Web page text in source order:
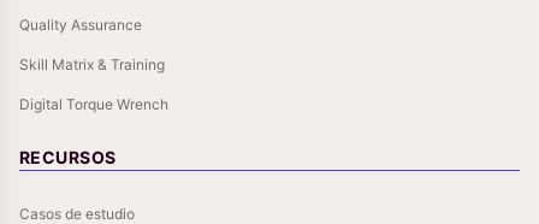
Quality Assurance
Skill Matrix & Training
Digital Torque Wrench
RECURSOS
Casos de estudio